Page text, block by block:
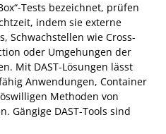
Tests bezeichnet, prüfen
indem sie externe
Schwachstellen wie Cross-
oder Umgehungen der
Mit DAST-Lösungen lässt
Anwendungen, Container
Methoden von
Gängige DAST-Tools sind